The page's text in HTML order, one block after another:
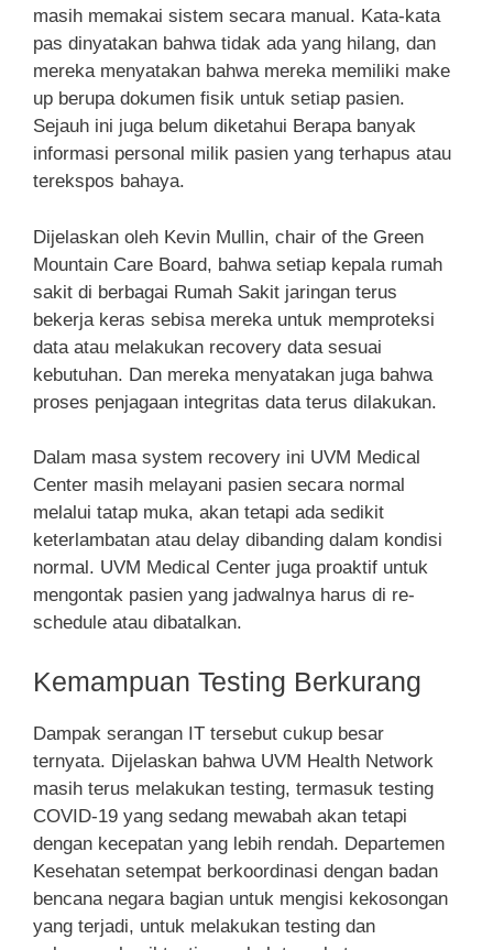
masih memakai sistem secara manual. Kata-kata
pas dinyatakan bahwa tidak ada yang hilang, dan
mereka menyatakan bahwa mereka memiliki make
up berupa dokumen fisik untuk setiap pasien.
Sejauh ini juga belum diketahui Berapa banyak
informasi personal milik pasien yang terhapus atau
terekspos bahaya.
Dijelaskan oleh Kevin Mullin, chair of the Green
Mountain Care Board, bahwa setiap kepala rumah
sakit di berbagai Rumah Sakit jaringan terus
bekerja keras sebisa mereka untuk memproteksi
data atau melakukan recovery data sesuai
kebutuhan. Dan mereka menyatakan juga bahwa
proses penjagaan integritas data terus dilakukan.
Dalam masa system recovery ini UVM Medical
Center masih melayani pasien secara normal
melalui tatap muka, akan tetapi ada sedikit
keterlambatan atau delay dibanding dalam kondisi
normal. UVM Medical Center juga proaktif untuk
mengontak pasien yang jadwalnya harus di re-
schedule atau dibatalkan.
Kemampuan Testing Berkurang
Dampak serangan IT tersebut cukup besar
ternyata. Dijelaskan bahwa UVM Health Network
masih terus melakukan testing, termasuk testing
COVID-19 yang sedang mewabah akan tetapi
dengan kecepatan yang lebih rendah. Departemen
Kesehatan setempat berkoordinasi dengan badan
bencana negara bagian untuk mengisi kekosongan
yang terjadi, untuk melakukan testing dan